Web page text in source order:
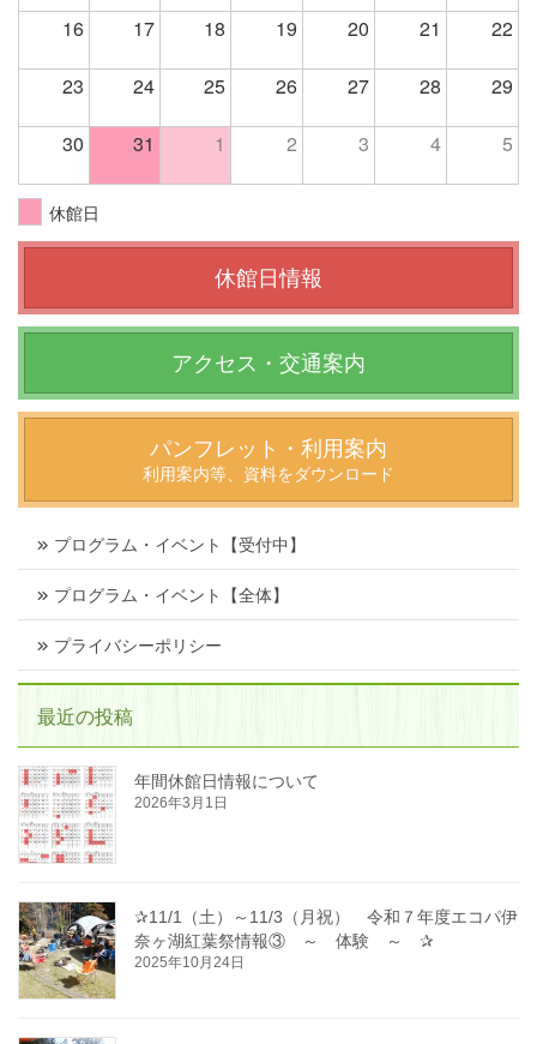
16 17 18 19 20 21 22
23 24 25 26 27 28 29
30 31 1 2 3 4 5
休館日
休館日情報
アクセス・交通案内
パンフレット・利用案内
利用案内等、資料をダウンロード
プログラム・イベント【受付中】
プログラム・イベント【全体】
プライバシーポリシー
最近の投稿
年間休館日情報について
2026年3月1日
✰11/1（土）～11/3（月祝） 令和７年度エコパ伊
奈ヶ湖紅葉祭情報③ ～ 体験 ～ ✰
2025年10月24日